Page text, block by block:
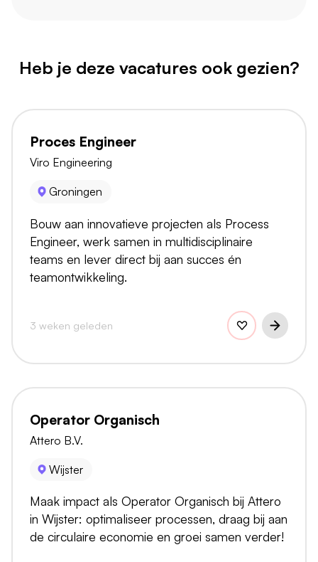
Heb je deze vacatures ook gezien?
Proces Engineer
Viro Engineering
Groningen
Bouw aan innovatieve projecten als Process
Engineer, werk samen in multidisciplinaire
teams en lever direct bij aan succes én
teamontwikkeling.
3 weken geleden
Operator Organisch
Attero B.V.
Wijster
Maak impact als Operator Organisch bij Attero
in Wijster: optimaliseer processen, draag bij aan
de circulaire economie en groei samen verder!